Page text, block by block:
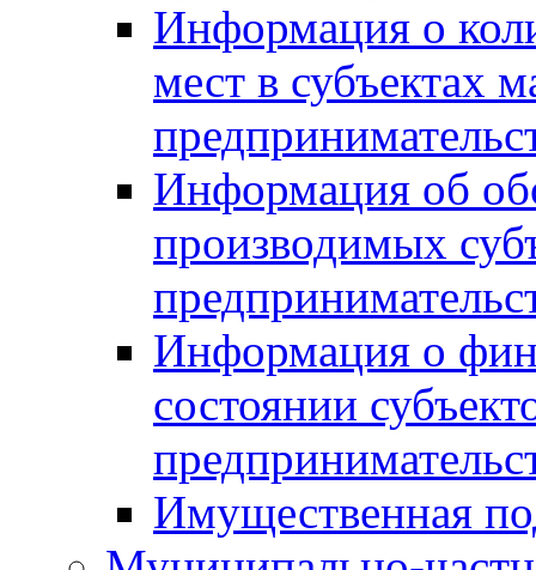
Информация о
мест в субъектах
Информация об
производимых
Информация о
состоянии
Имущественная